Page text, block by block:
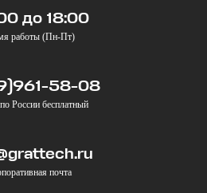
до 18:00
работы (Пн-Пт)
58-08
России бесплатный
почта